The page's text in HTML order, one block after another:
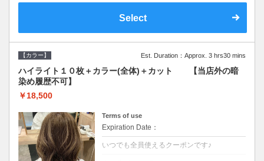
等の髪の内部から修復し美髪へと導く最新
4stepトリートメント☆内側からしっかり修
復したい方に♪
Select
【カラー】 Est. Duration：Approx. 3 hrs30 mins
ハイライト１０枚＋カラー(全体)＋カット 【当店外の暗
染め履歴不可】
￥18,500
Terms of use
Expiration Date：
いつでも全員使えるクーポンです♪